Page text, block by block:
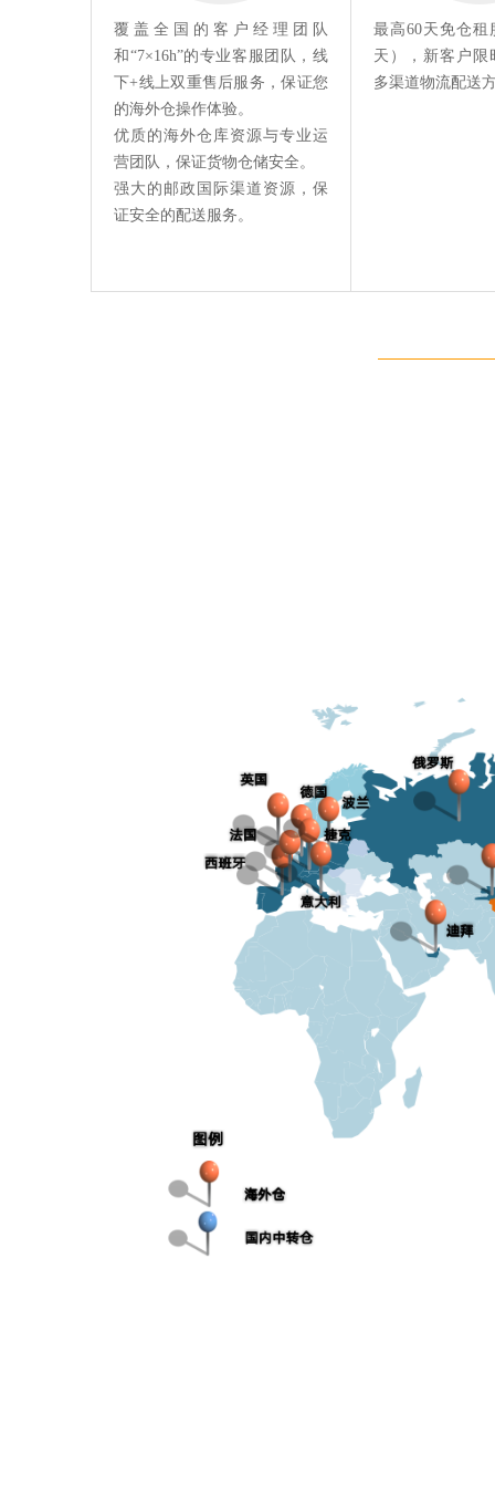
覆盖全国的客户经理团队
和“7×16h”的专业客服团队，线
下+线上双重售后服务，保证您
的海外仓操作体验。
优质的海外仓库资源与专业运
营团队，保证货物仓储安全。
强大的邮政国际渠道资源，保
证安全的配送服务。
最高60天免仓租
天），新客户限
多渠道物流配送